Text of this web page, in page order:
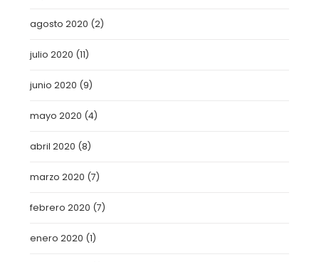
agosto 2020 (2)
julio 2020 (11)
junio 2020 (9)
mayo 2020 (4)
abril 2020 (8)
marzo 2020 (7)
febrero 2020 (7)
enero 2020 (1)